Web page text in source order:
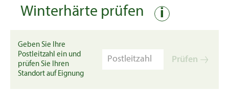
Winterhärte prüfen i
Geben Sie Ihre
Postleitzahl ein und
prüfen Sie Ihren
Standort auf Eignung
Prüfen